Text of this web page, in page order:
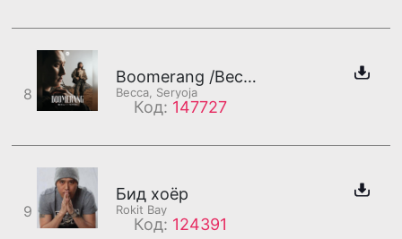
8
Boomerang /Becca хэсэг/
Becca, Seryoja
Код: 147727
9
Бид хоёр
Rokit Bay
Код: 124391